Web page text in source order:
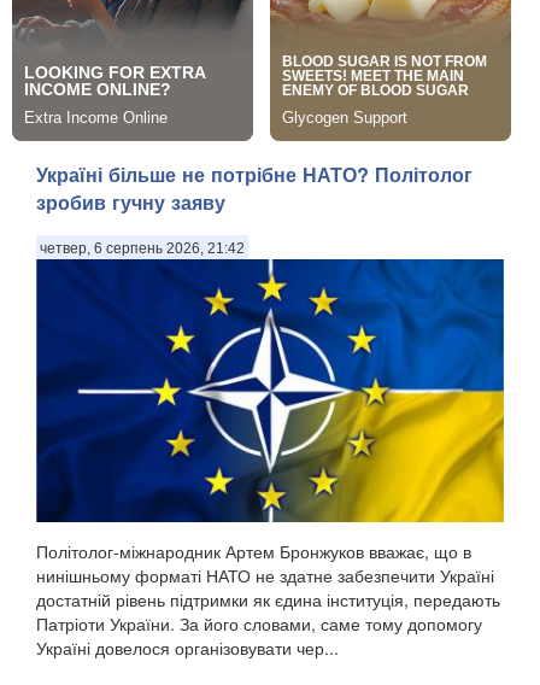
Україні більше не потрібне НАТО? Політолог
зробив гучну заяву
четвер, 6 серпень 2026, 21:42
Політолог-міжнародник Артем Бронжуков вважає, що в
нинішньому форматі НАТО не здатне забезпечити Україні
достатній рівень підтримки як єдина інституція, передають
Патріоти України. За його словами, саме тому допомогу
Україні довелося організовувати чер...